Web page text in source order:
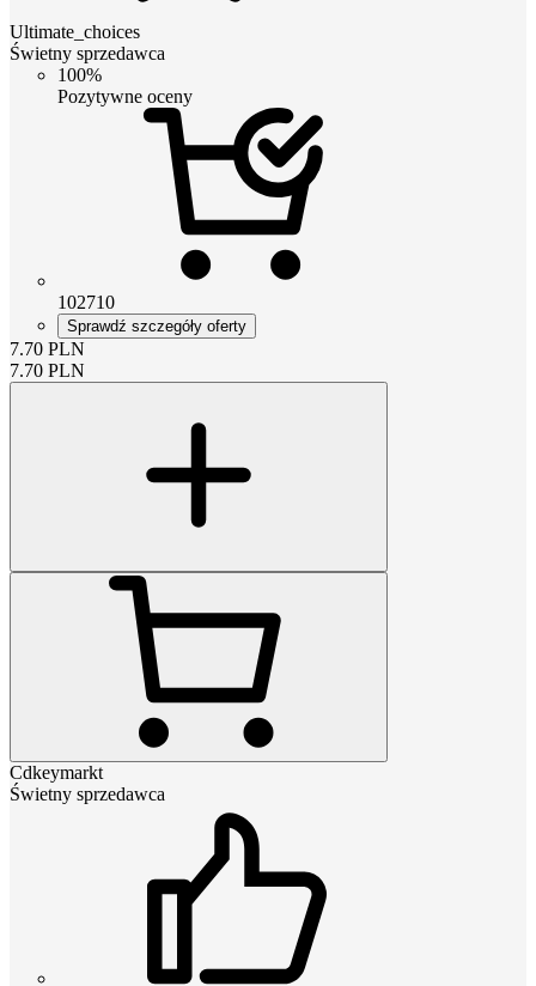
Ultimate_choices
Świetny sprzedawca
100%
Pozytywne oceny
102710
Sprawdź szczegóły oferty
7.70 PLN
7.70 PLN
Cdkeymarkt
Świetny sprzedawca